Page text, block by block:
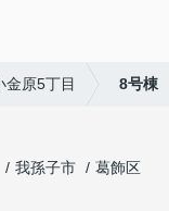
金原5丁目 8号棟
我孫子市
葛飾区